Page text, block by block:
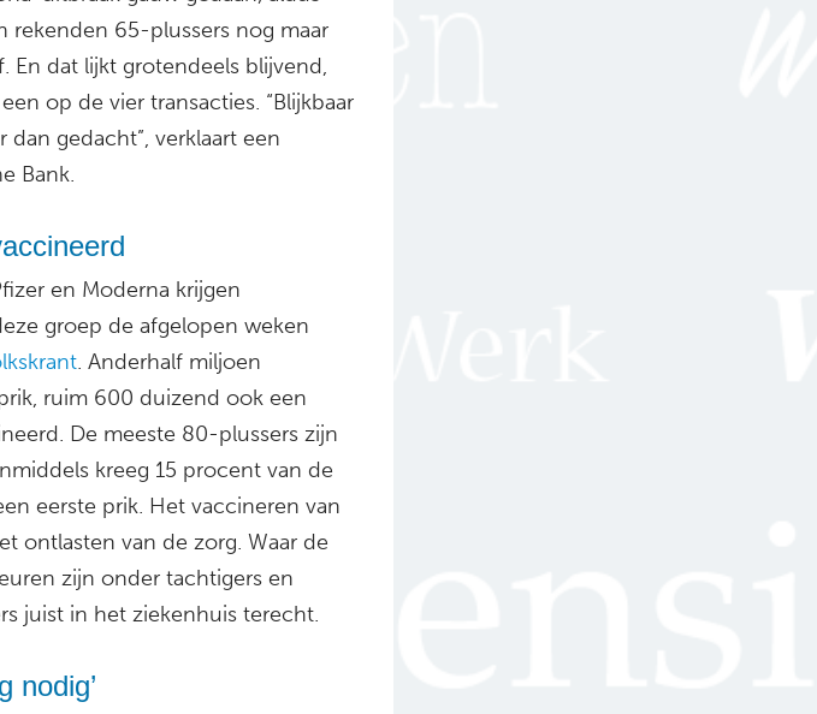
rekenden 65-plussers nog maar
En dat lijkt grotendeels blijvend,
op de vier transacties. “Blijkbaar
gedacht”, verklaart een
Bank.
en Moderna krijgen
groep de afgelopen weken
. Anderhalf miljoen
ruim 600 duizend ook een
De meeste 80-plussers zijn
kreeg 15 procent van de
eerste prik. Het vaccineren van
ontlasten van de zorg. Waar de
zijn onder tachtigers en
juist in het ziekenhuis terecht.
nodig’